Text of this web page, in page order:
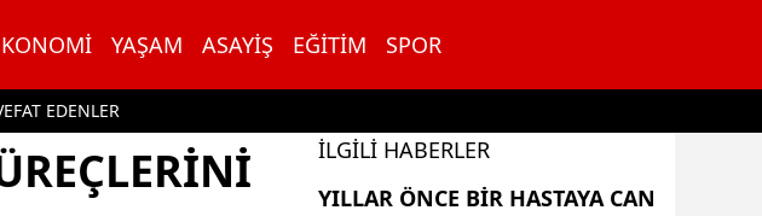
YAŞAM ASAYIŞ EĞITIM SPOR
EDENLER
İLGILI HABERLER
YILLAR ÖNCE BIR HASTAYA CAN